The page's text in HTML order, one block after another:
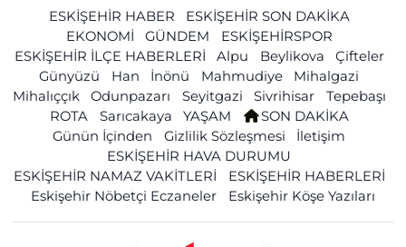
ESKİŞEHİR HABER
ESKİŞEHİR SON DAKİKA
EKONOMİ
GÜNDEM
ESKİŞEHİRSPOR
ESKİŞEHİR İLÇE HABERLERİ
Alpu Beylikova
Çifteler
Günyüzü
Han İnönü Mahmudiye
Mihalgazi
Mihalıççık
Odunpazarı Seyitgazi Sivrihisar
Tepebaşı
ROTA
Sarıcakaya YAŞAM
SON DAKİKA
Günün İçinden
Gizlilik Sözleşmesi
İletişim
ESKİŞEHİR HAVA DURUMU
ESKİŞEHİR NAMAZ VAKİTLERİ
ESKİŞEHİR HABERLERİ
Eskişehir Nöbetçi Eczaneler
Eskişehir Köşe Yazıları